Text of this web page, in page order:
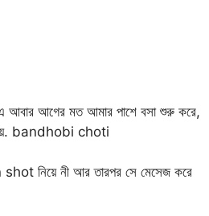
আবার আগের মত আমার পাশে বসা শুরু করে,
bandhobi choti
shot নিয়ে নী আর তারপর সে মেসেজ করে